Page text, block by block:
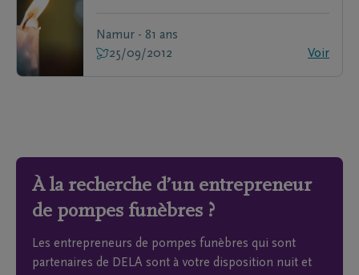
Namur - 81 ans
25/09/2012
Voir
À la recherche d’un entrepreneur
de pompes funèbres ?
Les entrepreneurs de pompes funèbres qui sont
partenaires de DELA sont à votre disposition nuit et